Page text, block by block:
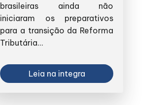
brasileiras ainda não
iniciaram os preparativos
para a transição da Reforma
Tributária...
Leia na integra